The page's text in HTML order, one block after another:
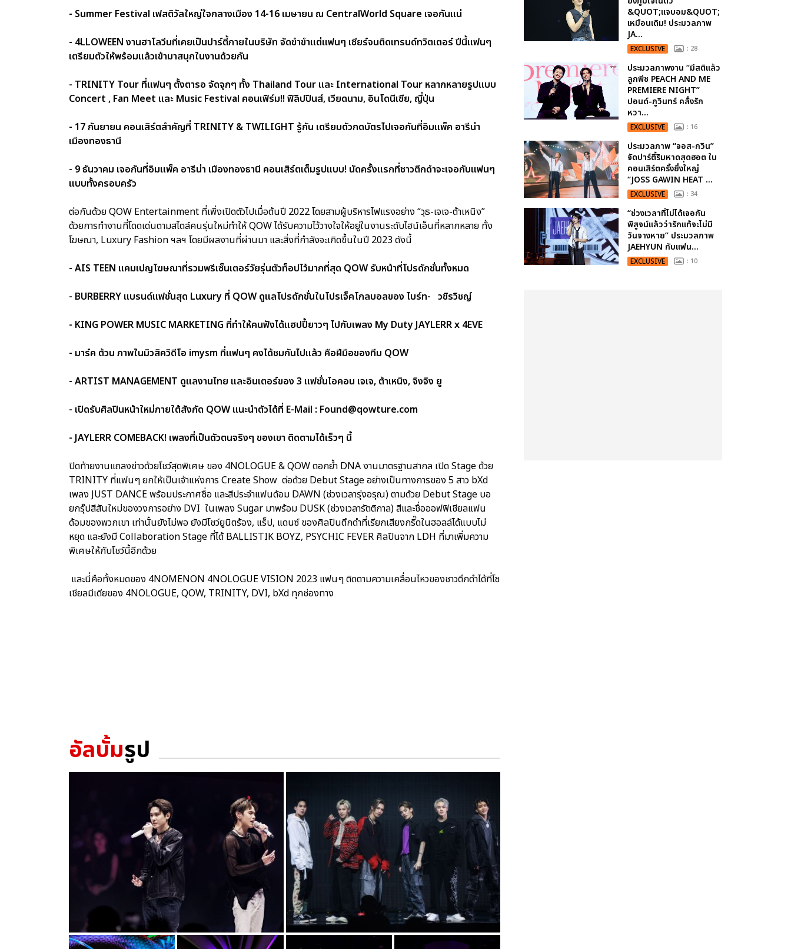
- Summer Festival เฟสติวัลใหญ่ใจกลางเมือง 14-16 เมษายน ณ CentralWorld Square เจอกันแน่
- 4LLOWEEN งานฮาโลวีนที่เคยเป็นปาร์ตี้ภายในบริษัท จัดขำขำแต่แฟนๆ เชียร์จนติดเทรนด์ทวิตเตอร์ ปีนี้แฟนๆ
เตรียมตัวให้พร้อมแล้วเข้ามาสนุกในงานด้วยกัน
- TRINITY Tour ที่แฟนๆ ตั้งตารอ จัดจุกๆ ทั้ง Thailand Tour และ International Tour หลากหลายรูปแบบ
Concert , Fan Meet และ Music Festival คอนเฟิร์ม!! ฟิลิปปินส์, เวียดนาม, อินโดนีเซีย, ญี่ปุ่น
- 17 กันยายน คอนเสิร์ตสำคัญที่ TRINITY & TWILIGHT รู้กัน เตรียมตัวกดบัตรไปเจอกันที่อิมแพ็ค อารีน่า
เมืองทองธานี
- 9 ธันวาคม เจอกันที่อิมแพ็ค อารีน่า เมืองทองธานี คอนเสิร์ตเต็มรูปแบบ! นัดครั้งแรกที่ชาวตึกดำจะเจอกับแฟนๆ
แบบทั้งครอบครัว
ต่อกันด้วย QOW Entertainment ที่เพิ่งเปิดตัวไปเมื่อต้นปี 2022 โดยสามผู้บริหารไฟแรงอย่าง “วุธ-เจเจ-ต้าเหนิง”
ด้วยการทำงานที่โดดเด่นตามสไตล์คนรุ่นใหม่ทำให้ QOW ได้รับความไว้วางใจให้อยู่ในงานระดับไฮน์เอ็นที่หลากหลาย ทั้ง
โฆษณา, Luxury Fashion ฯลฯ โดยมีผลงานที่ผ่านมา และสิ่งที่กำลังจะเกิดขึ้นในปี 2023 ดังนี้
- AIS TEEN แคมเปญโฆษณาที่รวมพรีเซ็นเตอร์วัยรุ่นตัวท็อปไว้มากที่สุด QOW รับหน้าที่โปรดักชั่นทั้งหมด
- BURBERRY แบรนด์แฟชั่นสุด Luxury ที่ QOW ดูแลโปรดักชั่นในโปรเจ็คโกลบอลของ ไบร์ท- วชิรวิชญ์
- KING POWER MUSIC MARKETING ที่ทำให้คนฟังได้แฮปปี้ยาวๆ ไปกับเพลง My Duty JAYLERR x 4EVE
- มาร์ค ต้วน ภาพในมิวสิควิดีโอ imysm ที่แฟนๆ คงได้ชมกันไปแล้ว คือฝีมือของทีม QOW
- ARTIST MANAGEMENT ดูแลงานไทย และอินเตอร์ของ 3 แฟชั่นไอคอน เจเจ, ต้าเหนิง, จิงจิง ยู
- เปิดรับศิลปินหน้าใหม่ภายใต้สังกัด QOW แนะนำตัวได้ที่ E-Mail : Found@qowture.com
- JAYLERR COMEBACK! เพลงที่เป็นตัวตนจริงๆ ของเขา ติดตามได้เร็วๆ นี้
ปิดท้ายงานแถลงข่าวด้วยโชว์สุดพิเศษ ของ 4NOLOGUE & QOW ตอกย้ำ DNA งานมาตรฐานสากล เปิด Stage ด้วย
TRINITY ที่แฟนๆ ยกให้เป็นเจ้าแห่งการ Create Show ต่อด้วย Debut Stage อย่างเป็นทางการของ 5 สาว bXd
เพลง JUST DANCE พร้อมประกาศชื่อ และสีประจำแฟนด้อม DAWN (ช่วงเวลารุ่งอรุณ) ตามด้วย Debut Stage บอ
ยกรุ๊ปสีสันใหม่ของวงการอย่าง DVI ในเพลง Sugar มาพร้อม DUSK (ช่วงเวลารัตติกาล) สีและชื่อออฟฟิเชียลแฟน
ด้อมของพวกเขา เท่านั้นยังไม่พอ ยังมีโชว์ยูนิตร้อง, แร็ป, แดนซ์ ของศิลปินตึกดำที่เรียกเสียงกรี๊ดในฮอลล์ได้แบบไม่
หยุด และยังมี Collaboration Stage ที่ได้ BALLISTIK BOYZ, PSYCHIC FEVER ศิลปินจาก LDH ที่มาเพิ่มความ
พิเศษให้กับโชว์นี้อีกด้วย
และนี่คือทั้งหมดของ 4NOMENON 4NOLOGUE VISION 2023 แฟนๆ ติดตามความเคลื่อนไหวของชาวตึกดำได้ที่โซ
เชียลมีเดียของ 4NOLOGUE, QOW, TRINITY, DVI, bXd ทุกช่องทาง
อัลบั้มรูป
&QUOT;แจบอม&QUOT;
เหมือนเดิม! ประมวลภาพ
JA...
EXCLUSIVE : 28
ประมวลภาพงาน “มีสติแล้ว
ลูกพีช PEACH AND ME
PREMIERE NIGHT”
ปอนด์-ภูวินทร์ คลั่งรัก
หวา...
EXCLUSIVE : 16
ประมวลภาพ “จอส-กวิน”
จัดปาร์ตี้ริมหาดสุดฮอต ใน
คอนเสิร์ตครั้งยิ่งใหญ่
“JOSS GAWIN HEAT ...
EXCLUSIVE : 34
“ช่วงเวลาที่ไม่ได้เจอกัน
พิสูจน์แล้วว่ารักแท้จะไม่มี
วันจางหาย” ประมวลภาพ
JAEHYUN กับแฟน...
EXCLUSIVE : 10